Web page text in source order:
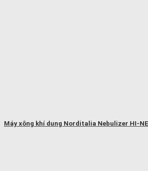
Máy xông khí dung Norditalia Nebulizer HI-